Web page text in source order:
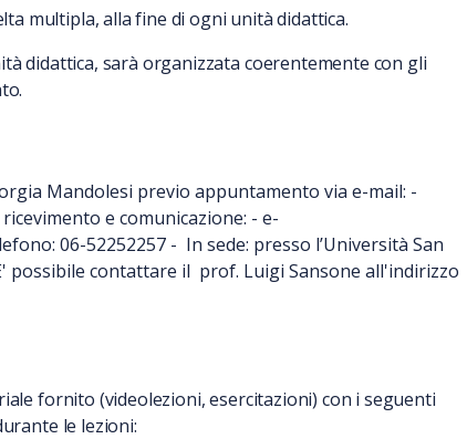
multipla, alla fine di ogni unità didattica.
didattica, sarà organizzata coerentemente con gli
Mandolesi previo appuntamento via e-mail: -
e comunicazione: - e-
06-52252257 - In sede: presso l’Università San
possibile contattare il prof. Luigi Sansone all'indirizzo
fornito (videolezioni, esercitazioni) con i seguenti
le lezioni: